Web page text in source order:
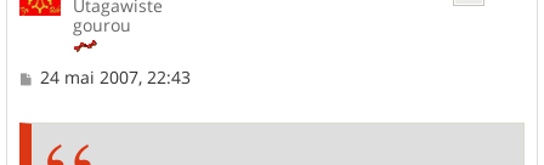
Utagawiste
gourou
M
24 mai 2007, 22:43